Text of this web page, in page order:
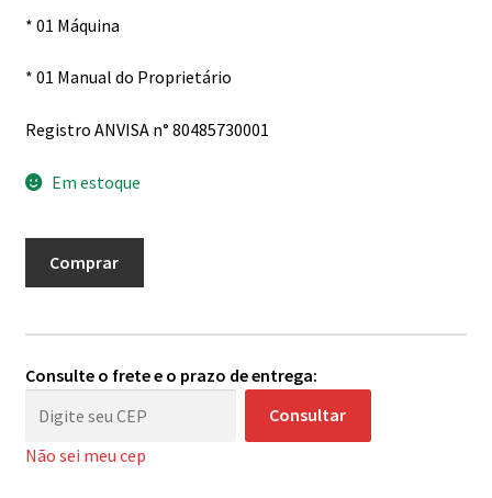
* 01 Máquina
* 01 Manual do Proprietário
Registro ANVISA n° 80485730001
Em estoque
-
quantidade
Comprar
Consulte o frete e o prazo de entrega:
Consultar
Não sei meu cep